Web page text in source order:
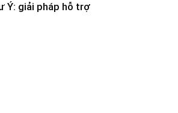
Ý: giải pháp hỗ trợ